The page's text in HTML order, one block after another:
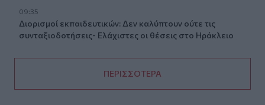
09:35
Διορισμοί εκπαιδευτικών: Δεν καλύπτουν ούτε τις
συνταξιοδοτήσεις- Ελάχιστες οι θέσεις στο Ηράκλειο
ΠΕΡΙΣΣΟΤΕΡΑ